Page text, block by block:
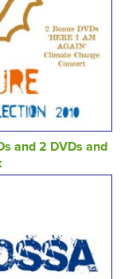
and 2 DVDs and